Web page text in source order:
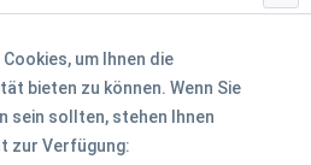
um Ihnen die
bieten zu können. Wenn Sie
sein sollten, stehen Ihnen
zur Verfügung: